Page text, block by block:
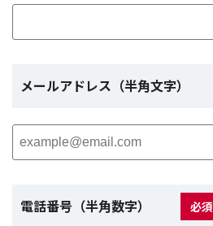
メールアドレス（半角文字）
電話番号（半角数字） 必須